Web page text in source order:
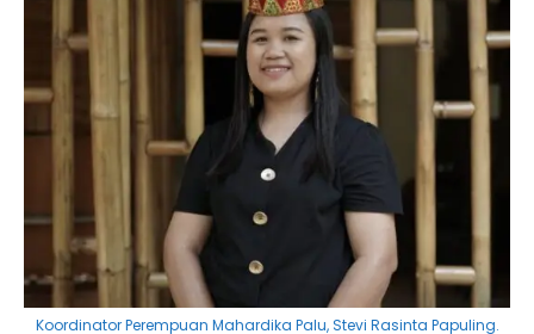
Koordinator Perempuan Mahardika Palu, Stevi Rasinta Papuling.